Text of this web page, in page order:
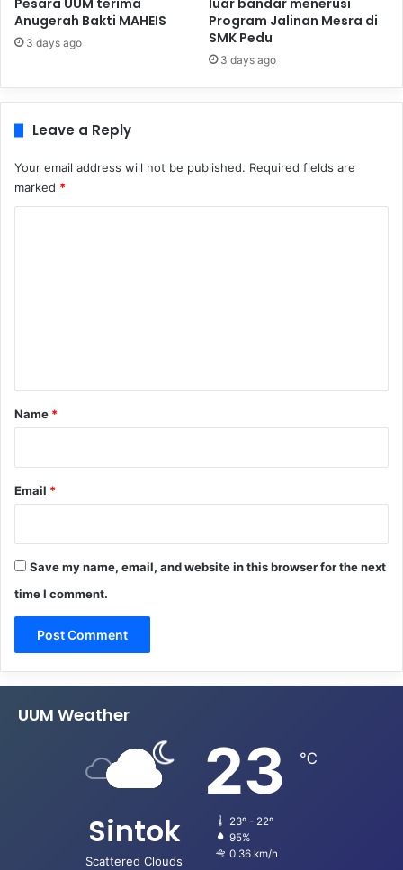
Pesara UUM terima
Anugerah Bakti MAHEIS
3 days ago
luar bandar menerusi
Program Jalinan Mesra di
SMK Pedu
3 days ago
Leave a Reply
Your email address will not be published. Required fields are
marked *
*
Name *
Email *
Save my name, email, and website in this browser for the next
time I comment.
UUM Weather
Sintok
Scattered Clouds
23 ℃
23º - 22º
95%
0.36 km/h